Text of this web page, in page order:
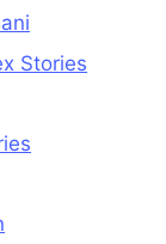
Stories